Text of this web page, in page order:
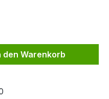
den
den Warenkorb